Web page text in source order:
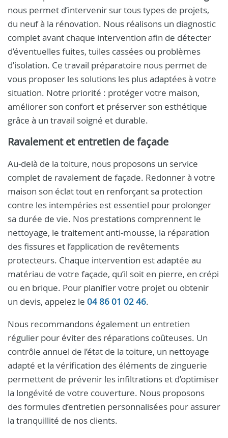
nous permet d’intervenir sur tous types de projets,
du neuf à la rénovation. Nous réalisons un diagnostic
complet avant chaque intervention afin de détecter
d’éventuelles fuites, tuiles cassées ou problèmes
d’isolation. Ce travail préparatoire nous permet de
vous proposer les solutions les plus adaptées à votre
situation. Notre priorité : protéger votre maison,
améliorer son confort et préserver son esthétique
grâce à un travail soigné et durable.
Ravalement et entretien de façade
Au-delà de la toiture, nous proposons un service
complet de ravalement de façade. Redonner à votre
maison son éclat tout en renforçant sa protection
contre les intempéries est essentiel pour prolonger
sa durée de vie. Nos prestations comprennent le
nettoyage, le traitement anti-mousse, la réparation
des fissures et l’application de revêtements
protecteurs. Chaque intervention est adaptée au
matériau de votre façade, qu’il soit en pierre, en crépi
ou en brique. Pour planifier votre projet ou obtenir
un devis, appelez le 04 86 01 02 46.
Nous recommandons également un entretien
régulier pour éviter des réparations coûteuses. Un
contrôle annuel de l’état de la toiture, un nettoyage
adapté et la vérification des éléments de zinguerie
permettent de prévenir les infiltrations et d’optimiser
la longévité de votre couverture. Nous proposons
des formules d’entretien personnalisées pour assurer
la tranquillité de nos clients.